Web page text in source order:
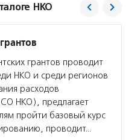
НКО
грантов проводит
НКО и среди регионов
расходов
НКО), предлагает
пройти базовый курс
проводит…